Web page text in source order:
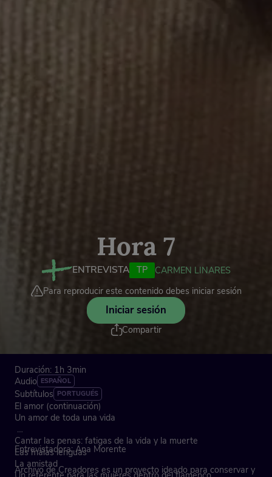
Hora 7
ENTREVISTA TP
CARMEN LINARES
Para reproducir este contenido debes iniciar sesión
Iniciar sesión
Compartir
Duración: 1h 3min
Audio ESPAÑOL
Subtítulos PORTUGUÉS
El amor (continuación)
Un amor de toda una vida
Cantar las penas: fatigas de la vida y la muerte
Las malas lenguas
La amistad
Entrevistadora: Ana Morente
Archivo de Creadores es un proyecto ideado para conservar y